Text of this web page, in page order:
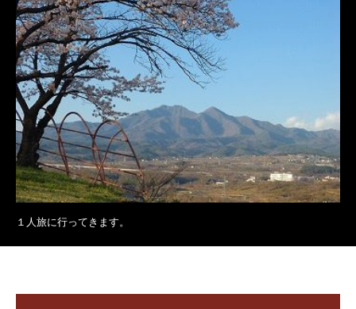
１人旅に行ってきます。